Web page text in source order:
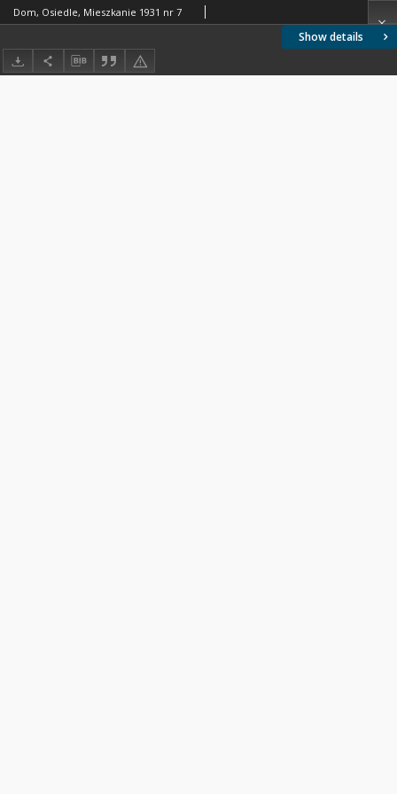
Show details
Dom, Osiedle, Mieszkanie 1931 nr 7